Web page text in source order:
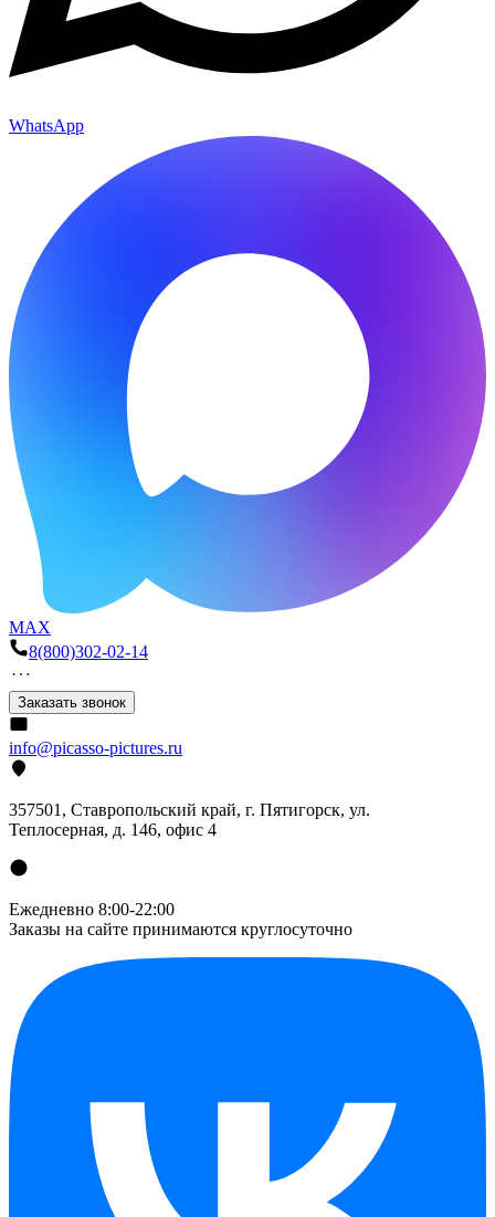
WhatsApp
MAX
8(800)302-02-14
Заказать звонок
info@picasso-pictures.ru
357501, Ставропольский край, г. Пятигорск, ул.
Теплосерная, д. 146, офис 4
Ежедневно 8:00-22:00
Заказы на сайте принимаются круглосуточно